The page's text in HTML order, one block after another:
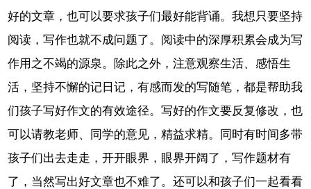
好的文章，也可以要求孩子们最好能背诵。我想只要坚持
阅读，写作也就不成问题了。阅读中的深厚积累会成为写
作用之不竭的源泉。除此之外，注意观察生活、感悟生
活，坚持不懈的记日记，有感而发的写随笔，都是帮助我
们孩子写好作文的有效途径。写好的作文要反复修改，也
可以请教老师、同学的意见，精益求精。同时有时间多带
孩子们出去走走，开开眼界，眼界开阔了，写作题材有
了，当然写出好文章也不难了。还可以和孩子们一起看看